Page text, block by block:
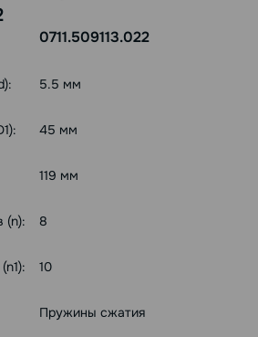
0711.509113.022
5.5 мм
45 мм
119 мм
(n): 8
10
Пружины сжатия